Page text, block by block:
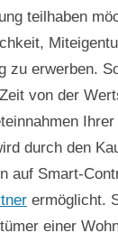
teilhaben
zu erwerben.
von der
durch den
auf Smart-
ermöglicht.
einer